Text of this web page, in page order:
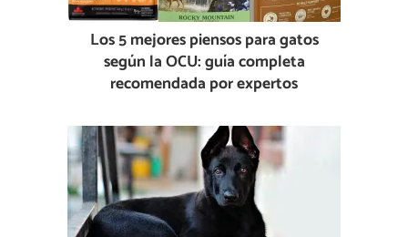
Los 5 mejores piensos para gatos
según la OCU: guía completa
recomendada por expertos